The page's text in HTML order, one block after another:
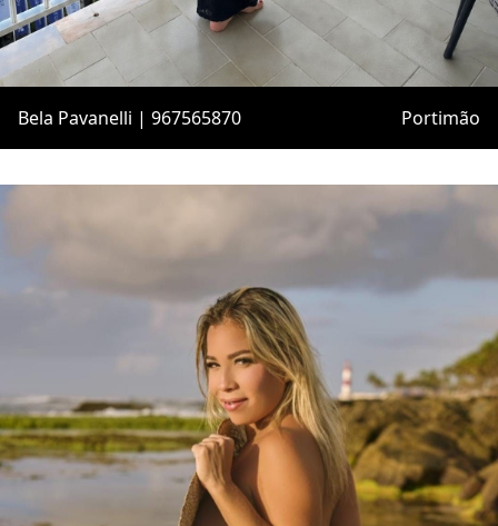
Bela Pavanelli | 967565870 Portimão